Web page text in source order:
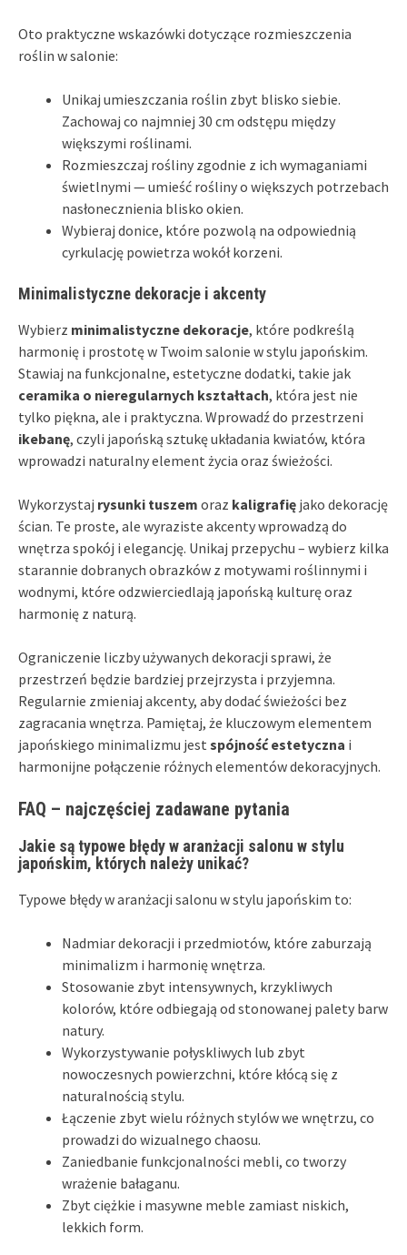
Oto praktyczne wskazówki dotyczące rozmieszczenia
roślin w salonie:
Unikaj umieszczania roślin zbyt blisko siebie.
Zachowaj co najmniej 30 cm odstępu między
większymi roślinami.
Rozmieszczaj rośliny zgodnie z ich wymaganiami
świetlnymi — umieść rośliny o większych potrzebach
nasłonecznienia blisko okien.
Wybieraj donice, które pozwolą na odpowiednią
cyrkulację powietrza wokół korzeni.
Minimalistyczne dekoracje i akcenty
Wybierz minimalistyczne dekoracje, które podkreślą
harmonię i prostotę w Twoim salonie w stylu japońskim.
Stawiaj na funkcjonalne, estetyczne dodatki, takie jak
ceramika o nieregularnych kształtach, która jest nie
tylko piękna, ale i praktyczna. Wprowadź do przestrzeni
ikebanę, czyli japońską sztukę układania kwiatów, która
wprowadzi naturalny element życia oraz świeżości.
Wykorzystaj rysunki tuszem oraz kaligrafię jako dekorację
ścian. Te proste, ale wyraziste akcenty wprowadzą do
wnętrza spokój i elegancję. Unikaj przepychu – wybierz kilka
starannie dobranych obrazków z motywami roślinnymi i
wodnymi, które odzwierciedlają japońską kulturę oraz
harmonię z naturą.
Ograniczenie liczby używanych dekoracji sprawi, że
przestrzeń będzie bardziej przejrzysta i przyjemna.
Regularnie zmieniaj akcenty, aby dodać świeżości bez
zagracania wnętrza. Pamiętaj, że kluczowym elementem
japońskiego minimalizmu jest spójność estetyczna i
harmonijne połączenie różnych elementów dekoracyjnych.
FAQ – najczęściej zadawane pytania
Jakie są typowe błędy w aranżacji salonu w stylu
japońskim, których należy unikać?
Typowe błędy w aranżacji salonu w stylu japońskim to:
Nadmiar dekoracji i przedmiotów, które zaburzają
minimalizm i harmonię wnętrza.
Stosowanie zbyt intensywnych, krzykliwych
kolorów, które odbiegają od stonowanej palety barw
natury.
Wykorzystywanie połyskliwych lub zbyt
nowoczesnych powierzchni, które kłócą się z
naturalnością stylu.
Łączenie zbyt wielu różnych stylów we wnętrzu, co
prowadzi do wizualnego chaosu.
Zaniedbanie funkcjonalności mebli, co tworzy
wrażenie bałaganu.
Zbyt ciężkie i masywne meble zamiast niskich,
lekkich form.